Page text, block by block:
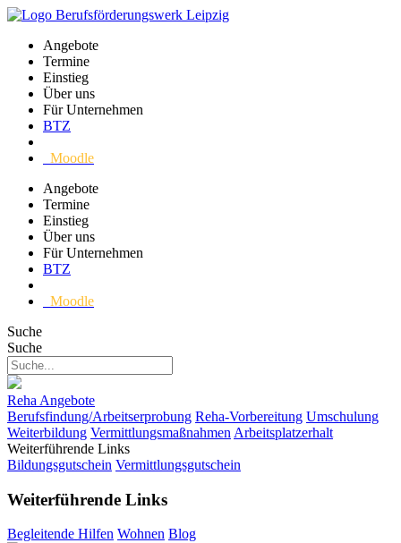
Angebote
Termine
Einstieg
Über uns
Für Unternehmen
BTZ
Moodle
Angebote
Termine
Einstieg
Über uns
Für Unternehmen
BTZ
Moodle
Suche
Suche
Reha Angebote
Berufsfindung/Arbeitserprobung Reha-Vorbereitung Umschulung
Weiterbildung Vermittlungsmaßnahmen Arbeitsplatzerhalt
Weiterführende Links
Bildungsgutschein Vermittlungsgutschein
Weiterführende Links
Begleitende Hilfen Wohnen Blog